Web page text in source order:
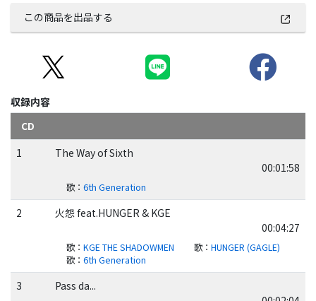
この商品を出品する
収録内容
CD
1
The Way of Sixth
00:01:58
歌： 6th Generation
2
火怨 feat.HUNGER & KGE
00:04:27
歌： KGE THE SHADOWMEN 歌： HUNGER (GAGLE)
歌： 6th Generation
3
Pass da...